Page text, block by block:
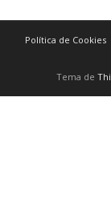
Política de Cookies
Tema de